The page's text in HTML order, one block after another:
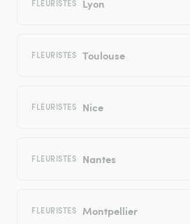
FLEURISTES Lyon
FLEURISTES Toulouse
FLEURISTES Nice
FLEURISTES Nantes
FLEURISTES Montpellier